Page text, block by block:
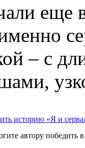
еще
– с
историю «Я и
автору победить